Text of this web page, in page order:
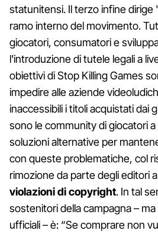
statunitensi. Il terzo infine dirige
ramo interno del movimento.
giocatori, consumatori e
l'introduzione di tutele legali a
obiettivi di Stop Killing Games
impedire alle aziende
inaccessibili i titoli acquistati dai
sono le community di giocatori
soluzioni alternative per
con queste problematiche, col
rimozione da parte degli editori
violazioni di copyright. In tal
sostenitori della campagna –
ufficiali – è: “Se comprare non